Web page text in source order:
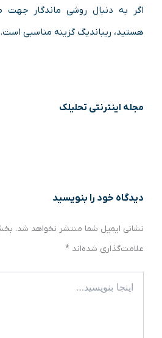
اگر به دنبال روشی ماندگار
هستید، ریباندیگ گزینه مناسبی است.
مجله اینترنتی تحلیلک
دیدگاه‌ خود را بنویسید
نشانی ایمیل شما منتشر نخواهد شد.
علامت‌گذاری شده‌اند *
بنویسید…